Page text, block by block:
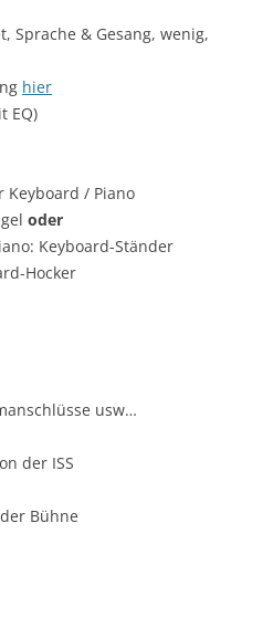
Sprache & Gesang, wenig,
hier
EQ)
Keyboard / Piano
oder
Keyboard-Ständer
Hocker
usw…
der ISS
Bühne